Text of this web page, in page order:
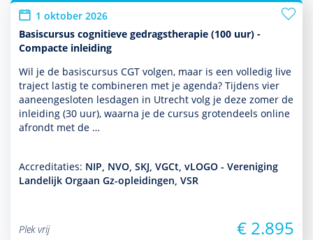
1 oktober 2026
Basiscursus cognitieve gedragstherapie (100 uur) -
Compacte inleiding
Wil je de basis­cursus CGT volgen, maar is een volledig live
traject lastig te combineren met je agenda? Tijdens vier
aaneengesloten lesdagen in Utrecht volg je deze zomer de
inleiding (30 uur), waarna je de cursus grotendeels online
afrondt met de …
Accreditaties: NIP, NVO, SKJ, VGCt, vLOGO - Vereniging
Landelijk Orgaan Gz-opleidingen, VSR
Plek vrij € 2.895